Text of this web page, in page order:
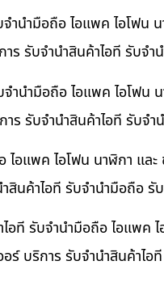
ำนำมือถือ ไอแพค ไอโฟน
รับจำนำสินค้าไอที รับจ
ำนำมือถือ ไอแพค ไอโฟน
รับจำนำสินค้าไอที รับจ
ไอแพค ไอโฟน นาฬิกา แล
นค้าไอที รับจำนำมือถือ
อที รับจำนำมือถือ ไอแพค
บริการ รับจำนำสินค้าไ